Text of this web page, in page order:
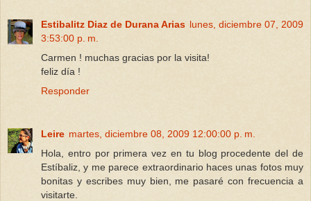
Estibalitz Diaz de Durana Arias lunes, diciembre 07, 2009
3:53:00 p. m.
Carmen ! muchas gracias por la visita!
feliz día !
Responder
Leire martes, diciembre 08, 2009 12:00:00 p. m.
Hola, entro por primera vez en tu blog procedente del de
Estíbaliz, y me parece extraordinario haces unas fotos muy
bonitas y escribes muy bien, me pasaré con frecuencia a
visitarte.